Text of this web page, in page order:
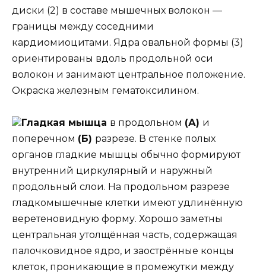
диски (2) в составе мышечных волокон —
границы между соседними
кардиомиоцитами. Ядра овальной формы (3)
ориентированы вдоль продольной оси
волокон и занимают центральное положение.
Окраска железным гематоксилином.
Гладкая мышца в продольном (А) и
поперечном (Б) разрезе. В стенке полых
органов гладкие мышцы обычно формируют
внутренний циркулярный и наружный
продольный слои. На продольном разрезе
гладкомышечные клетки имеют удлинённую
веретеновидную форму. Хорошо заметны
центральная утолщённая часть, содержащая
палочковидное ядро, и заострённые концы
клеток, проникающие в промежутки между